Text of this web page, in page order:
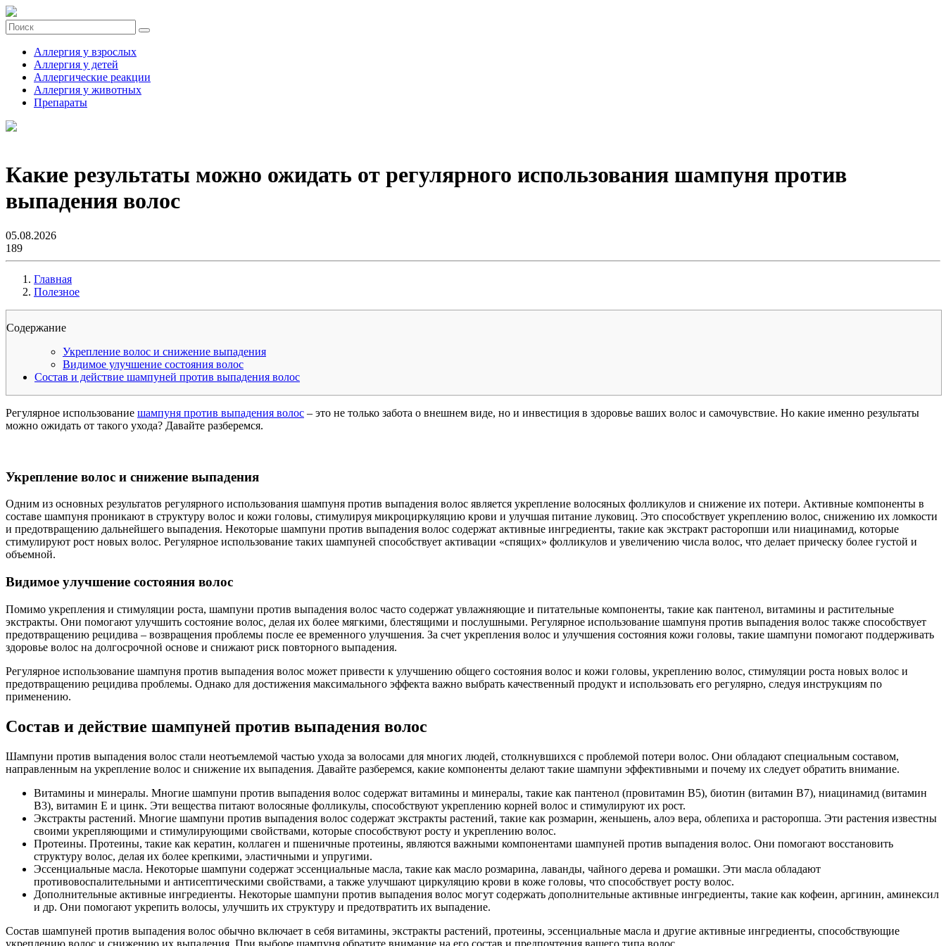
Аллергия у взрослых
Аллергия у детей
Аллергические реакции
Аллергия у животных
Препараты
Какие результаты можно ожидать от регулярного использования шампуня против
выпадения волос
05.08.2026
189
Главная
Полезное
Содержание
Укрепление волос и снижение выпадения
Видимое улучшение состояния волос
Состав и действие шампуней против выпадения волос
Регулярное использование шампуня против выпадения волос – это не только забота о внешнем виде, но и инвестиция в здоровье ваших волос и самочувствие. Но какие именно результаты
можно ожидать от такого ухода? Давайте разберемся.
Укрепление волос и снижение выпадения
Одним из основных результатов регулярного использования шампуня против выпадения волос является укрепление волосяных фолликулов и снижение их потери. Активные компоненты в
составе шампуня проникают в структуру волос и кожи головы, стимулируя микроциркуляцию крови и улучшая питание луковиц. Это способствует укреплению волос, снижению их ломкости
и предотвращению дальнейшего выпадения. Некоторые шампуни против выпадения волос содержат активные ингредиенты, такие как экстракт расторопши или ниацинамид, которые
стимулируют рост новых волос. Регулярное использование таких шампуней способствует активации «спящих» фолликулов и увеличению числа волос, что делает прическу более густой и
объемной.
Видимое улучшение состояния волос
Помимо укрепления и стимуляции роста, шампуни против выпадения волос часто содержат увлажняющие и питательные компоненты, такие как пантенол, витамины и растительные
экстракты. Они помогают улучшить состояние волос, делая их более мягкими, блестящими и послушными. Регулярное использование шампуня против выпадения волос также способствует
предотвращению рецидива – возвращения проблемы после ее временного улучшения. За счет укрепления волос и улучшения состояния кожи головы, такие шампуни помогают поддерживать
здоровье волос на долгосрочной основе и снижают риск повторного выпадения.
Регулярное использование шампуня против выпадения волос может привести к улучшению общего состояния волос и кожи головы, укреплению волос, стимуляции роста новых волос и
предотвращению рецидива проблемы. Однако для достижения максимального эффекта важно выбрать качественный продукт и использовать его регулярно, следуя инструкциям по
применению.
Состав и действие шампуней против выпадения волос
Шампуни против выпадения волос стали неотъемлемой частью ухода за волосами для многих людей, столкнувшихся с проблемой потери волос. Они обладают специальным составом,
направленным на укрепление волос и снижение их выпадения. Давайте разберемся, какие компоненты делают такие шампуни эффективными и почему их следует обратить внимание.
Витамины и минералы. Многие шампуни против выпадения волос содержат витамины и минералы, такие как пантенол (провитамин В5), биотин (витамин В7), ниацинамид (витамин
В3), витамин Е и цинк. Эти вещества питают волосяные фолликулы, способствуют укреплению корней волос и стимулируют их рост.
Экстракты растений. Многие шампуни против выпадения волос содержат экстракты растений, такие как розмарин, женьшень, алоэ вера, облепиха и расторопша. Эти растения известны
своими укрепляющими и стимулирующими свойствами, которые способствуют росту и укреплению волос.
Протеины. Протеины, такие как кератин, коллаген и пшеничные протеины, являются важными компонентами шампуней против выпадения волос. Они помогают восстановить
структуру волос, делая их более крепкими, эластичными и упругими.
Эссенциальные масла. Некоторые шампуни содержат эссенциальные масла, такие как масло розмарина, лаванды, чайного дерева и ромашки. Эти масла обладают
противовоспалительными и антисептическими свойствами, а также улучшают циркуляцию крови в коже головы, что способствует росту волос.
Дополнительные активные ингредиенты. Некоторые шампуни против выпадения волос могут содержать дополнительные активные ингредиенты, такие как кофеин, аргинин, аминексил
и др. Они помогают укрепить волосы, улучшить их структуру и предотвратить их выпадение.
Состав шампуней против выпадения волос обычно включает в себя витамины, экстракты растений, протеины, эссенциальные масла и другие активные ингредиенты, способствующие
укреплению волос и снижению их выпадения. При выборе шампуня обратите внимание на его состав и предпочтения вашего типа волос.